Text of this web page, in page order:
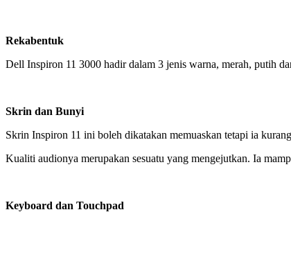
Rekabentuk
Dell Inspiron 11 3000 hadir dalam 3 jenis warna, merah, putih
Skrin dan Bunyi
Skrin Inspiron 11 ini boleh dikatakan memuaskan tetapi ia
Kualiti audionya merupakan sesuatu yang mengejutkan. Ia
Keyboard dan Touchpad